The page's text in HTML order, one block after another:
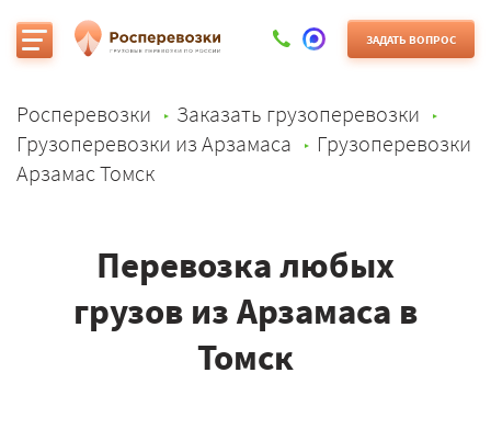
ЗАДАТЬ ВОПРОС
Росперевозки
Заказать грузоперевозки
Грузоперевозки из Арзамаса
Грузоперевозки
Арзамас Томск
Перевозка любых
грузов из Арзамаса в
Томск